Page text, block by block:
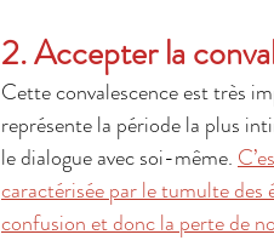
2. Accepter la
Cette convalescence est très
représente la période la plus
le dialogue avec soi-même.
caractérisée par le tumulte des
confusion et donc la perte de